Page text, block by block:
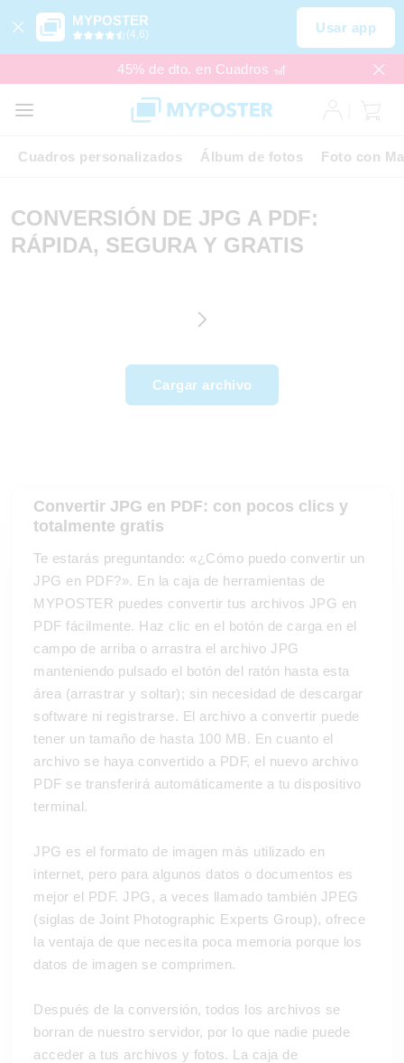
MYPOSTER
(4,6) Usar app
45% de dto. en Cuadros 🎢
Cuadros personalizados Álbum de fotos Foto con
CONVERSIÓN DE JPG A PDF:
RÁPIDA, SEGURA Y GRATIS
Cargar archivo
Convertir JPG en PDF: con pocos clics y
totalmente gratis
Te estarás preguntando: «¿Cómo puedo convertir un
JPG en PDF?». En la caja de herramientas de
MYPOSTER puedes convertir tus archivos JPG en
PDF fácilmente. Haz clic en el botón de carga en el
campo de arriba o arrastra el archivo JPG
manteniendo pulsado el botón del ratón hasta esta
área (arrastrar y soltar); sin necesidad de descargar
software ni registrarse. El archivo a convertir puede
tener un tamaño de hasta 100 MB. En cuanto el
archivo se haya convertido a PDF, el nuevo archivo
PDF se transferirá automáticamente a tu dispositivo
terminal.
JPG es el formato de imagen más utilizado en
internet, pero para algunos datos o documentos es
mejor el PDF. JPG, a veces llamado también JPEG
(siglas de Joint Photographic Experts Group), ofrece
la ventaja de que necesita poca memoria porque los
datos de imagen se comprimen.
Después de la conversión, todos los archivos se
borran de nuestro servidor, por lo que nadie puede
acceder a tus archivos y fotos. La caja de